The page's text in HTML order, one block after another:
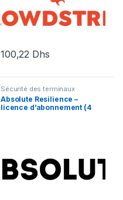
100,22 Dhs
Sécurité des terminaux
Absolute Resilience –
licence d’abonnement (4